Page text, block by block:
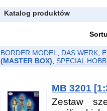
Katalog produktów
BORDER MODEL DAS WERK
(MASTER BOX) SPECIAL
MB 3201
Zestaw